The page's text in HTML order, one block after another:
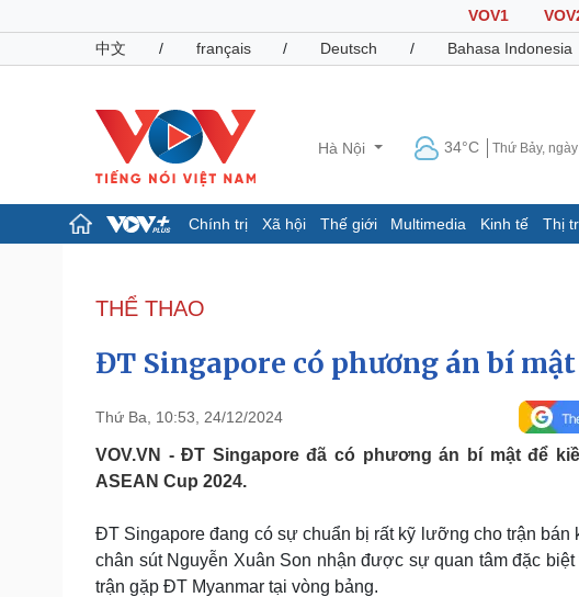
VOV1
中文
/ français / Deutsch / Bahasa Indonesia
Hà Nội 34°C Thứ Bảy,
Chính trị Xã hội Thế giới Multimedia Kinh tế Thị
Đảng
Tổ chức nhân sự
Nhận diện sự thật
Dấu ấn VOV
Pháp luật
Vụ án
Tư vấn luật
Quân sự - Quốc phòng
Phân tích
Thể
Thế
Hậu
THỂ THAO
ĐT Singapore có phương án bí
Thứ Ba, 10:53, 24/12/2024
VOV.VN - ĐT Singapore đã có phương án bí mật để
ASEAN Cup 2024.
ĐT Singapore đang có sự chuẩn bị rất kỹ lưỡng cho trận
chân sút Nguyễn Xuân Son nhận được sự quan tâm đặc
trận gặp ĐT Myanmar tại vòng bảng.